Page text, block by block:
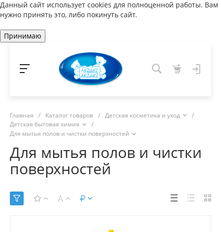
Данный сайт использует cookies для полноценной работы. Вам
нужно принять это, либо покинуть сайт.
Принимаю
Главная / Каталог товаров / Детская косметика и уход
/
Детская бытовая химия
/
Для мытья полов и чистки поверхностей
Для мытья полов и чистки
поверхностей